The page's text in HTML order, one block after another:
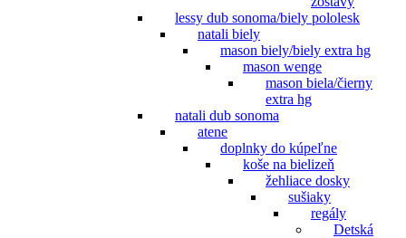
lessy dub sonoma/biely pololesk
natali biely
mason biely/biely extra hg
mason wenge
mason biela/čierny
extra hg
natali dub sonoma
atene
doplnky do kúpeľne
koše na bielizeň
žehliace dosky
sušiaky
regály
Detská